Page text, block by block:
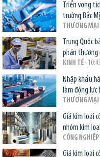
Triển vọng
trường Bắc
THƯƠNG MẠI
Trung Quốc
phán thương
KINH TẾ-
Nhập khẩu
làm động lực
THƯƠNG MẠI
Giá kim loại
nhóm kim loại
CÔNG NGHIỆP
Giá kim loại